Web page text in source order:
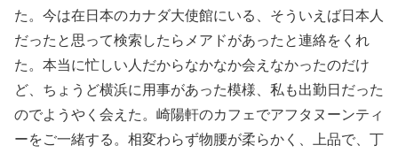
た。今は在日本のカナダ大使館にいる、そういえば日本人
だったと思って検索したらメアドがあったと連絡をくれ
た。本当に忙しい人だからなかなか会えなかったのだけ
ど、ちょうど横浜に用事があった模様、私も出勤日だった
のでようやく会えた。崎陽軒のカフェでアフタヌーンティ
ーをご一緒する。相変わらず物腰が柔らかく、上品で、丁